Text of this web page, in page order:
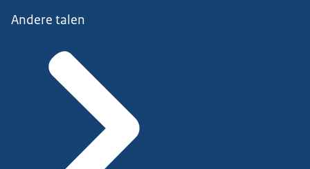
Andere talen